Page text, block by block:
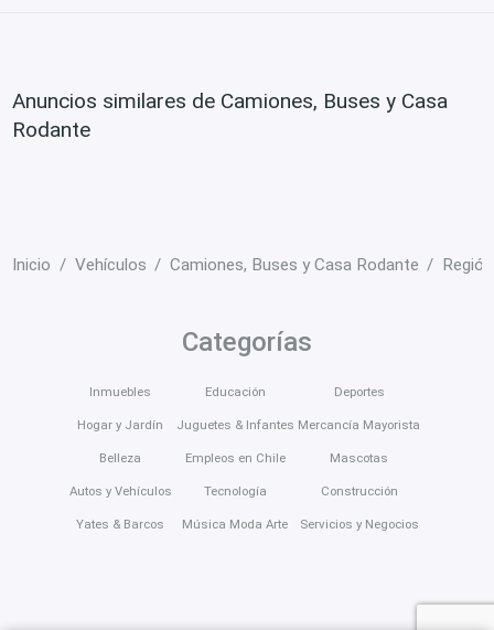
Anuncios similares de Camiones, Buses y Casa
Rodante
Inicio Vehículos Camiones, Buses y Casa Rodante
Categorías
Inmuebles
Hogar y Jardín
Belleza
Autos y Vehículos
Yates & Barcos
Educación
Juguetes & Infantes
Empleos en Chile
Tecnología
Música Moda Arte
Deportes
Mercancía Mayorista
Mascotas
Construcción
Servicios y Negocios